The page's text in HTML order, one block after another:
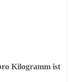
Kilogramm ist